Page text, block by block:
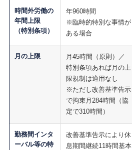
時間外労働の
年間上限
（特別条項）
年960時間
※臨時的特別な事情が
ある場合
月の上限
月45時間（原則）／
特別条項あれば月の上
限規制は適用なし
※ただし改善基準告示
で拘束月284時間（協
定で310時間）
勤務間インタ
ーバル等の特
改善基準告示により休
息期間継続11時間基本